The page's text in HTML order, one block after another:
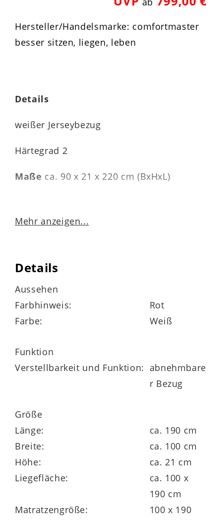
Hersteller/Handelsmarke: comfortmaster
besser sitzen, liegen, leben
Details
weißer Jerseybezug
Härtegrad 2
Maße ca. 90 x 21 x 220 cm (BxHxL)
Matratzenbezug
Belüftung der Matratze
vier Wendeschlaufen
vierseitiger roter Reißverschluss
abnehmbar und bis 60 Grad waschbar
Matratzenkern
12 cm hoher 7-Zonen-
Tonnentaschenfederkern mit 440 Federn
beidseitig mit ca. 3 cm hohem
Mehr anzeigen...
Details
Aussehen
Farbhinweis:
Rot
Farbe:
Weiß
Funktion
Verstellbarkeit und Funktion: abnehmbare
r Bezug
Größe
Länge:
ca. 190 cm
Breite:
ca. 100 cm
Höhe:
ca. 21 cm
Liegefläche:
ca. 100 x
190 cm
Matratzengröße:
100 x 190